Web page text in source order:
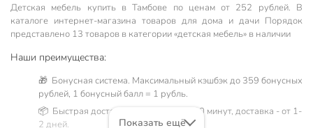
Детская мебель купить в Тамбове по ценам от 252 рублей. В
каталоге интернет-магазина товаров для дома и дачи Порядок
представлено 13 товаров в категории «детская мебель» в наличии
Наши преимущества:
🎁 Бонусная система. Максимальный кэшбэк до 359 бонусных
рублей, 1 бонусный балл = 1 рубль.
📦 Быстрая доставка. Самовывоз от 60 минут, доставка - от 1-
2 дней.
Показать ещё